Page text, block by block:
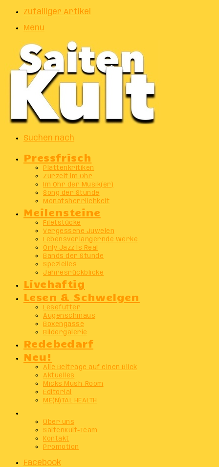
Zufälliger Artikel
Menu
Suchen nach
Pressfrisch
Plattenkritiken
Zurzeit im Ohr
Im Ohr der Musik(er)
Song der Stunde
Monatsherrlichkeit
Meilensteine
Filetstücke
Vergessene Juwelen
Lebensverlängernde Werke
Only Jazz Is Real
Bands der Stunde
Spezielles
Jahresrückblicke
Livehaftig
Lesen & Schwelgen
Lesefutter
Augenschmaus
Boxengasse
Bildergalerie
Redebedarf
Neu!
Alle Beiträge auf einen Blick
Aktuelles
Micks Mush-Room
Editorial
ME(N)TAL HEALTH
Über uns
SaitenKult-Team
Kontakt
Promotion
Facebook